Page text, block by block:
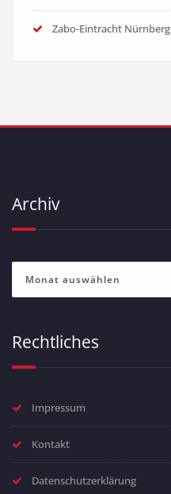
Zabo-Eintracht Nürnberg
Archiv
Rechtliches
Impressum
Kontakt
Datenschutzerklärung